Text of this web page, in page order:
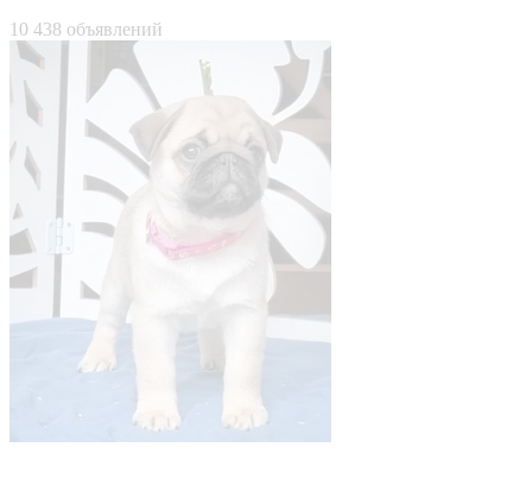
10 438 объявлений